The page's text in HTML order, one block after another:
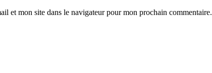
et mon site dans le navigateur pour mon prochain commentaire.